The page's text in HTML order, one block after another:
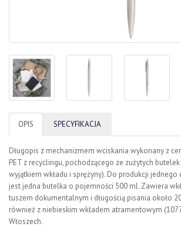
OPIS SPECYFIKACJA
Długopis z mechanizmem wciskania wykonany z
PET z recyclingu, pochodzącego ze zużytych
wyjątkiem wkładu i sprężyny). Do produkcji jednego
jest jedna butelka o pojemności 500 ml. Zawiera
tuszem dokumentalnym i długością pisania około
również z niebieskim wkładem atramentowym
Włoszech.